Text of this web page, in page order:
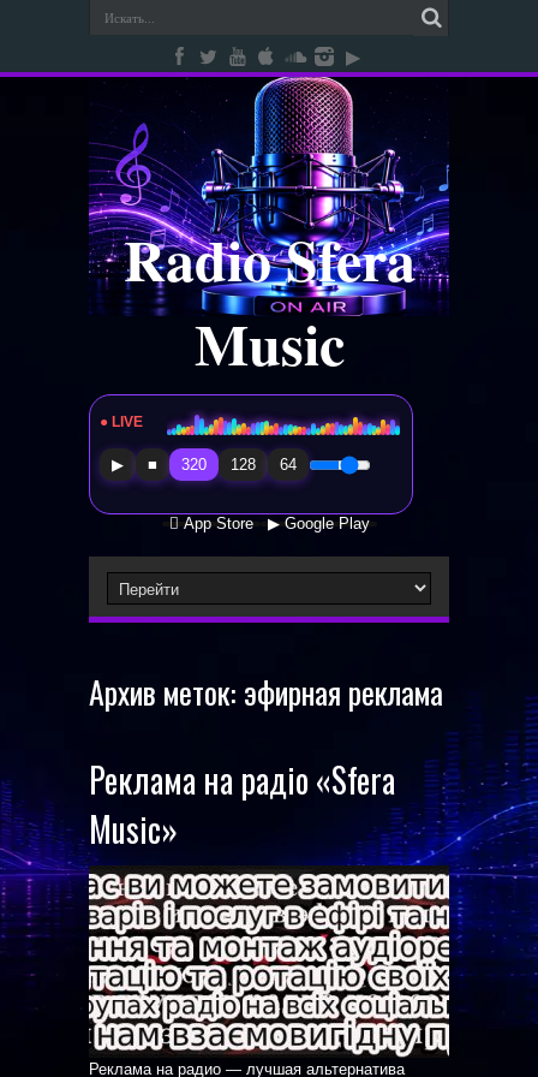
Radio Sfera
Music
● LIVE Radio Sfera Music
▶ ■ 320 128 64
 App Store ▶ Google Play
Архив меток: эфирная реклама
Реклама на радiо «Sfera
Music»
Реклама на радио — лучшая альтернатива